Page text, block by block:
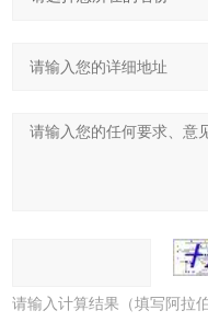
请输入计算结果（填写阿拉